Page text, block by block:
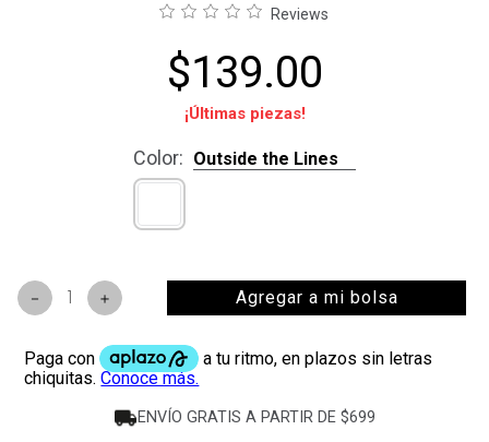
Reviews
$139.00
¡Últimas piezas!
Color: Outside the Lines
＋
－ Agregar a mi bolsa
ENVÍO GRATIS A PARTIR DE $699